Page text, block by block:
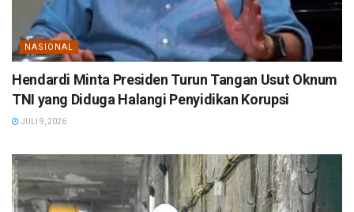
NASIONAL
Hendardi Minta Presiden Turun Tangan Usut Oknum
TNI yang Diduga Halangi Penyidikan Korupsi
JULI 9, 2026